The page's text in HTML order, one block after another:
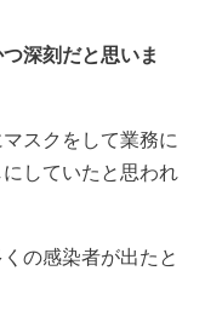
深刻だと思いま
スクをして業務に
していたと思われ
の感染者が出たと